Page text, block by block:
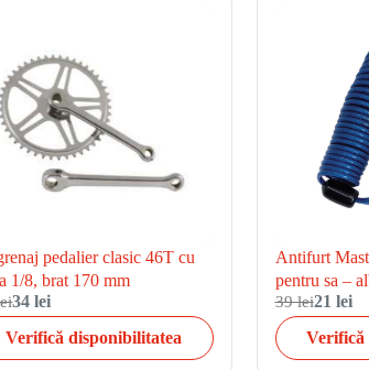
pedalier clasic 46T cu
1/8, brat 170 mm
34 lei
Verifică disponibilitatea
Antifurt
pentru sa –
39 lei21 lei
Verifică